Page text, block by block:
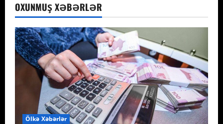
OXUNMUŞ XƏBƏRLƏR
Ölkə Xəbərlər